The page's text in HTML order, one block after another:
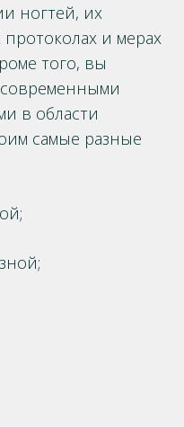
ногтей, их
и мерах
того, вы
в области
самые разные